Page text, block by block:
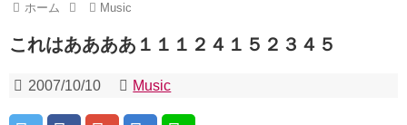
ホーム Music
これはああああ１１１２４１５２３４５
2007/10/10 Music